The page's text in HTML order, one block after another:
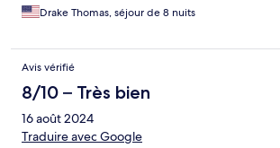
Drake Thomas, séjour de 8 nuits
Avis vérifié
8/10 – Très bien
16 août 2024
Traduire avec Google